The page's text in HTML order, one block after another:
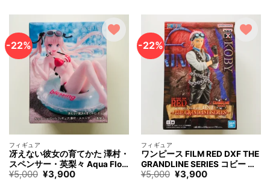
-22%
フィギュア
冴えない彼女の育てかた 澤村・
スペンサー・英梨々 Aqua Floa
t Girls フィギュア How to Rais
¥5,000 元
の
¥3,900現
-22%
フィギュア
ワンピース FILM RED DXF THE
GRANDLINE SERIES コビー フ
ィギュア ONE PIECE KOBY Fig
¥5,000 元
の
¥3,900現